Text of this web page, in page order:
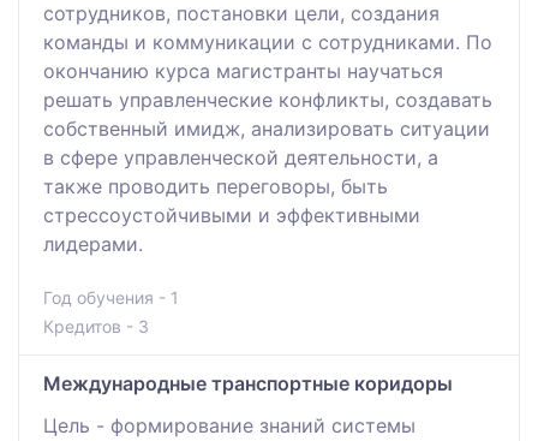
сотрудников, постановки цели, создания
команды и коммуникации с сотрудниками. По
окончанию курса магистранты научаться
решать управленческие конфликты, создавать
собственный имидж, анализировать ситуации
в сфере управленческой деятельности, а
также проводить переговоры, быть
стрессоустойчивыми и эффективными
лидерами.
Год обучения - 1
Кредитов - 3
Международные транспортные коридоры
Цель - формирование знаний системы